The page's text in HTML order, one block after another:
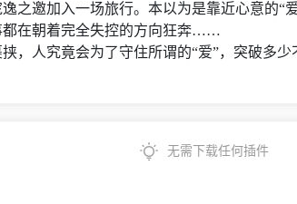
邀加入一场旅行。本以为是靠近心意的“
都在朝着完全失控的方向狂奔……
人究竟会为了守住所谓的“爱”，突破多少
无需下载任何插件